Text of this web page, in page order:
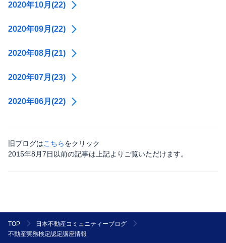
2020年10月(22)
2020年09月(22)
2020年08月(21)
2020年07月(23)
2020年06月(22)
旧ブログはこちらをクリック
2015年8月7日以前の記事は上記よりご覧いただけます。
TOP
日本不動産コミュニティーブログ
不動産実務検定認定講座情報